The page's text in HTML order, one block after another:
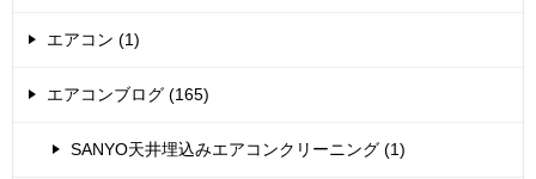
エアコン (1)
エアコンブログ (165)
SANYO天井埋込みエアコンクリーニング (1)